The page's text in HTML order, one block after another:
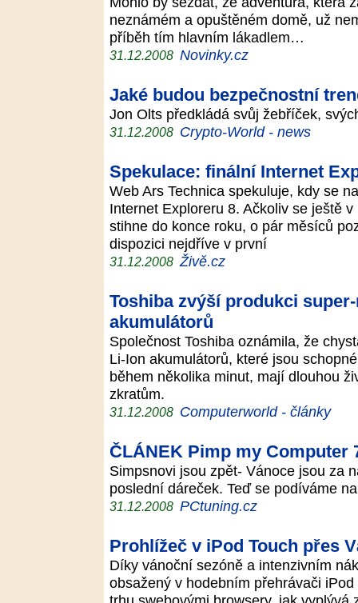
neznámém a opuštěném domě, už
příběh tím hlavním lákadlem…
31.12.2008 Novinky.cz
Jaké budou bezpečnostní
Jon Olts předkládá svůj žebříček,
31.12.2008 Crypto-World - news
Spekulace: finální Internet
Web Ars Technica spekuluje, kdy se
Internet Exploreru 8. Ačkoliv se ještě
stihne do konce roku, o pár měsíců
dispozici nejdříve v první
31.12.2008 Živě.cz
Toshiba zvýší produkci
akumulátorů
Společnost Toshiba oznámila, že
Li-Ion akumulátorů, které jsou
během několika minut, mají dlouhou
zkratům.
31.12.2008 Computerworld - články
ČLÁNEK Pimp my Computer
Simpsnovi jsou zpět- Vánoce jsou za
poslední dáreček. Teď se podíváme
31.12.2008 PCtuning.cz
Prohlížeč v iPod Touch přes
Díky vánoční sezóně a intenzivním
obsažený v hodebním přehrávači